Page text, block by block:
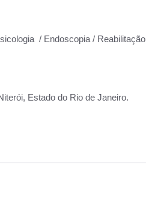
/ Endoscopia / Reabilitação
Estado do Rio de Janeiro.